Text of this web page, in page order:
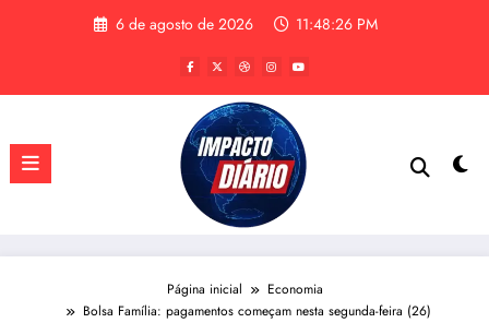
6 de agosto de 2026 11:48:26 PM
Página inicial
Economia
Bolsa Família: pagamentos começam nesta segunda-feira (26)